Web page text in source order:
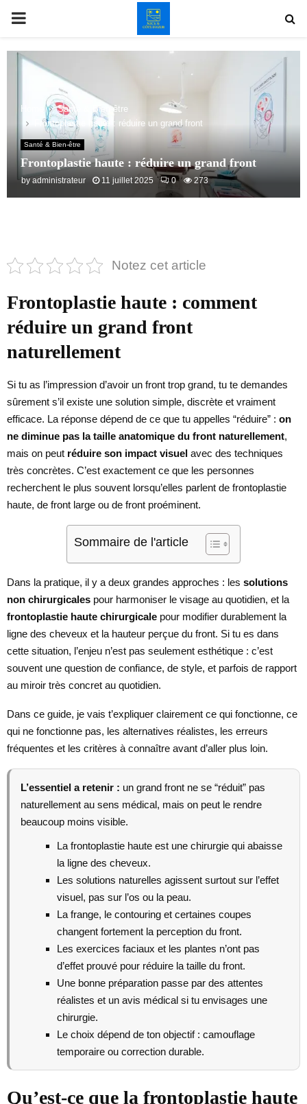
PRIMARY
MENU
Home
Santé & Bien-être
Frontoplastie haute : réduire un grand front
Santé & Bien-être
Frontoplastie haute : réduire un grand front
by administrateur 11 juillet 2025 0 273
Notez cet article
Frontoplastie haute : comment
réduire un grand front
naturellement
Si tu as l’impression d’avoir un front trop grand, tu te demandes
sûrement s’il existe une solution simple, discrète et vraiment
efficace. La réponse dépend de ce que tu appelles “réduire” : on
ne diminue pas la taille anatomique du front naturellement,
mais on peut réduire son impact visuel avec des techniques
très concrètes. C’est exactement ce que les personnes
recherchent le plus souvent lorsqu’elles parlent de frontoplastie
haute, de front large ou de front proéminent.
Sommaire de l'article
Dans la pratique, il y a deux grandes approches : les solutions
non chirurgicales pour harmoniser le visage au quotidien, et la
frontoplastie haute chirurgicale pour modifier durablement la
ligne des cheveux et la hauteur perçue du front. Si tu es dans
cette situation, l’enjeu n’est pas seulement esthétique : c’est
souvent une question de confiance, de style, et parfois de rapport
au miroir très concret au quotidien.
Dans ce guide, je vais t’expliquer clairement ce qui fonctionne, ce
qui ne fonctionne pas, les alternatives réalistes, les erreurs
fréquentes et les critères à connaître avant d’aller plus loin.
L’essentiel a retenir : un grand front ne se “réduit” pas
naturellement au sens médical, mais on peut le rendre
beaucoup moins visible.
La frontoplastie haute est une chirurgie qui abaisse
la ligne des cheveux.
Les solutions naturelles agissent surtout sur l’effet
visuel, pas sur l’os ou la peau.
La frange, le contouring et certaines coupes
changent fortement la perception du front.
Les exercices faciaux et les plantes n’ont pas
d’effet prouvé pour réduire la taille du front.
Une bonne préparation passe par des attentes
réalistes et un avis médical si tu envisages une
chirurgie.
Le choix dépend de ton objectif : camouflage
temporaire ou correction durable.
Qu’est-ce que la frontoplastie haute